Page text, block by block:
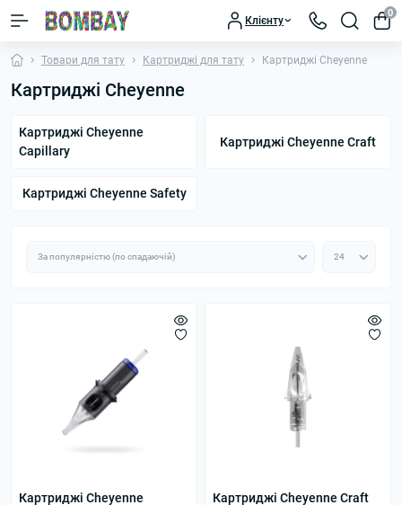
Клієнту
0
Товари для тату Картриджі для тату Картриджі Cheyenne
Картриджі Cheyenne
Картриджі Cheyenne
Capillary
Картриджі Cheyenne Craft
Картриджі Cheyenne Safety
Картриджі Cheyenne
Картриджі Cheyenne Craft